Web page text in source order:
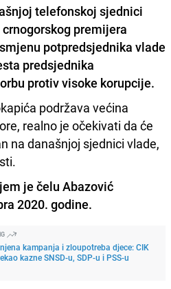
telefonskoj sjednici
premijera
potpredsjednika vlade
predsjednika
protiv visoke korupcije.
podržava većina
realno je očekivati da će
na današnjoj sjednici vlade,
je čelu Abazović
2020. godine.
kampanja i zloupotreba djece: CIK
kazne SNSD-u, SDP-u i PSS-u